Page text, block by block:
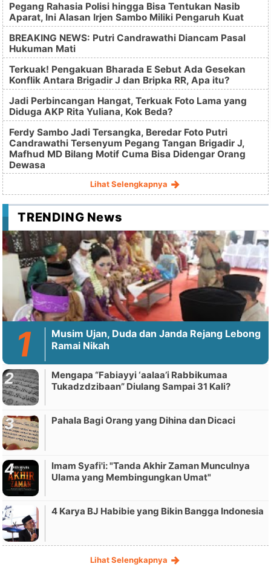
Pegang Rahasia Polisi hingga Bisa Tentukan Nasib
Aparat, Ini Alasan Irjen Sambo Miliki Pengaruh Kuat
BREAKING NEWS: Putri Candrawathi Diancam Pasal
Hukuman Mati
Terkuak! Pengakuan Bharada E Sebut Ada Gesekan
Konflik Antara Brigadir J dan Bripka RR, Apa itu?
Jadi Perbincangan Hangat, Terkuak Foto Lama yang
Diduga AKP Rita Yuliana, Kok Beda?
Ferdy Sambo Jadi Tersangka, Beredar Foto Putri
Candrawathi Tersenyum Pegang Tangan Brigadir J,
Mafhud MD Bilang Motif Cuma Bisa Didengar Orang
Dewasa
Lihat Selengkapnya
TRENDING News
Musim Ujan, Duda dan Janda Rejang Lebong
Ramai Nikah
Mengapa “Fabiayyi ‘aalaa’i Rabbikumaa
Tukadzdzibaan” Diulang Sampai 31 Kali?
Pahala Bagi Orang yang Dihina dan Dicaci
Imam Syafi'i: "Tanda Akhir Zaman Munculnya
Ulama yang Membingungkan Umat"
4 Karya BJ Habibie yang Bikin Bangga Indonesia
Lihat Selengkapnya